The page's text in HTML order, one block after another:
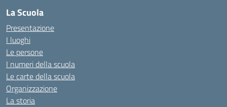
La Scuola
Presentazione
I luoghi
Le persone
I numeri della scuola
Le carte della scuola
Organizzazione
La storia